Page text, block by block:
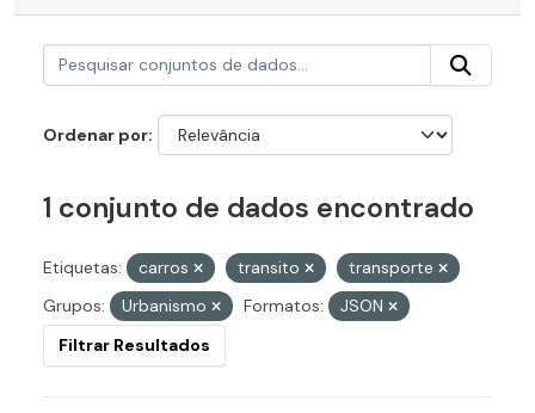
Ordenar por
1 conjunto de dados encontrado
Etiquetas: carros transito
transporte
Grupos:
Urbanismo Formatos:
JSON
Filtrar Resultados